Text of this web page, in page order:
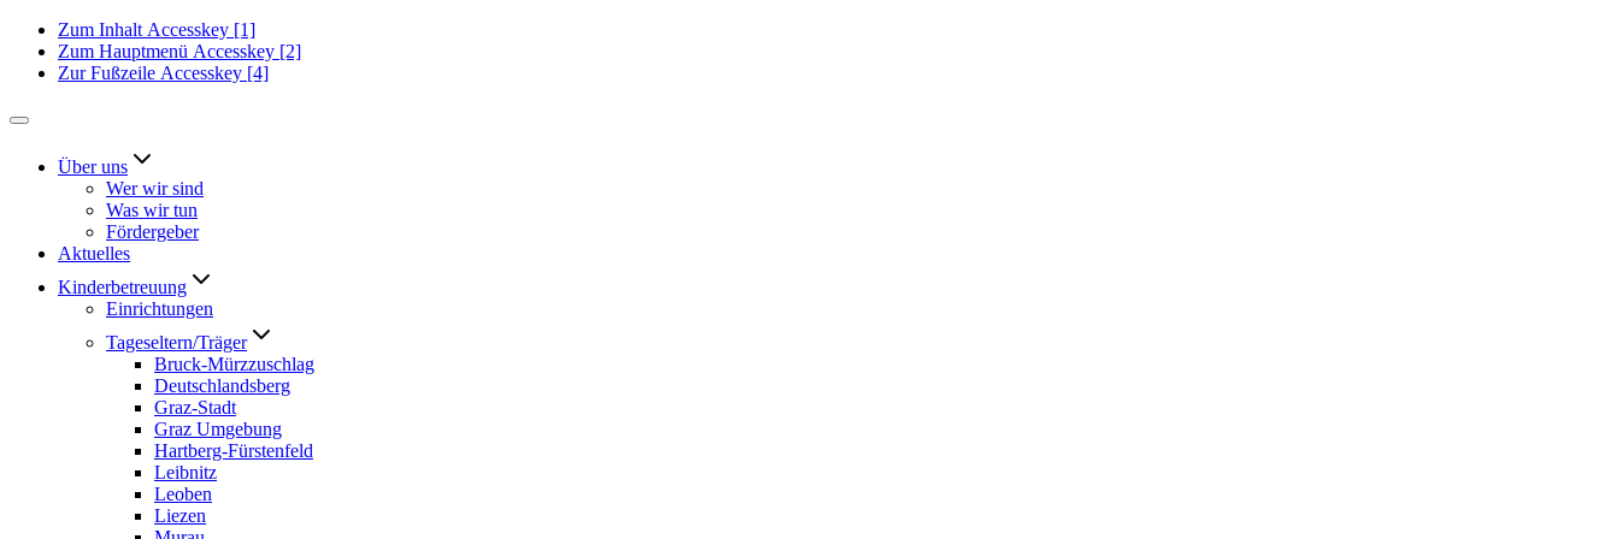
Zum Inhalt Accesskey [1]
Zum Hauptmenü Accesskey [2]
Zur Fußzeile Accesskey [4]
Über uns
Wer wir sind
Was wir tun
Fördergeber
Aktuelles
Kinderbetreuung
Einrichtungen
Tageseltern/Träger
Bruck-Mürzzuschlag
Deutschlandsberg
Graz-Stadt
Graz Umgebung
Hartberg-Fürstenfeld
Leibnitz
Leoben
Liezen